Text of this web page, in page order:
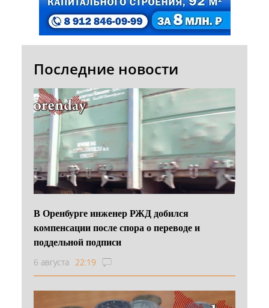
Последние новости
В Оренбурге инженер РЖД добился
компенсации после спора о переводе и
поддельной подписи
6 августа 22:19